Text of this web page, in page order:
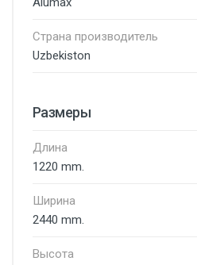
Страна производитель
Uzbekiston
Размеры
Длина
1220 mm.
Ширина
2440 mm.
Высота